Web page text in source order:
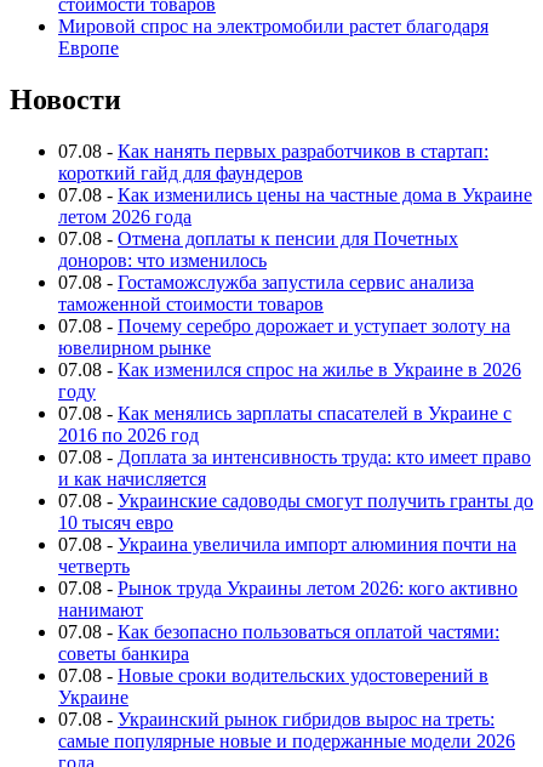
стоимости товаров
Мировой спрос на электромобили растет благодаря
Европе
Новости
07.08 - Как нанять первых разработчиков в стартап:
короткий гайд для фаундеров
07.08 - Как изменились цены на частные дома в Украине
летом 2026 года
07.08 - Отмена доплаты к пенсии для Почетных
доноров: что изменилось
07.08 - Гостаможслужба запустила сервис анализа
таможенной стоимости товаров
07.08 - Почему серебро дорожает и уступает золоту на
ювелирном рынке
07.08 - Как изменился спрос на жилье в Украине в 2026
году
07.08 - Как менялись зарплаты спасателей в Украине с
2016 по 2026 год
07.08 - Доплата за интенсивность труда: кто имеет право
и как начисляется
07.08 - Украинские садоводы смогут получить гранты до
10 тысяч евро
07.08 - Украина увеличила импорт алюминия почти на
четверть
07.08 - Рынок труда Украины летом 2026: кого активно
нанимают
07.08 - Как безопасно пользоваться оплатой частями:
советы банкира
07.08 - Новые сроки водительских удостоверений в
Украине
07.08 - Украинский рынок гибридов вырос на треть:
самые популярные новые и подержанные модели 2026
года